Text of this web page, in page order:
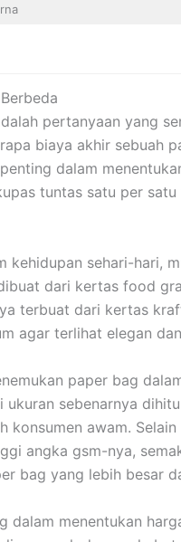
pertanyaan yang
biaya akhir sebuah
dalam
tuntas satu per
kehidupan sehari-hari,
dari kertas food
terbuat dari kertas
agar terlihat elegan
paper bag
sebenarnya
konsumen awam.
angka gsm-nya,
bag yang lebih besar
dalam menentukan